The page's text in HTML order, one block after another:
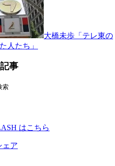
大橋未歩「テレ東の
人たち」
事